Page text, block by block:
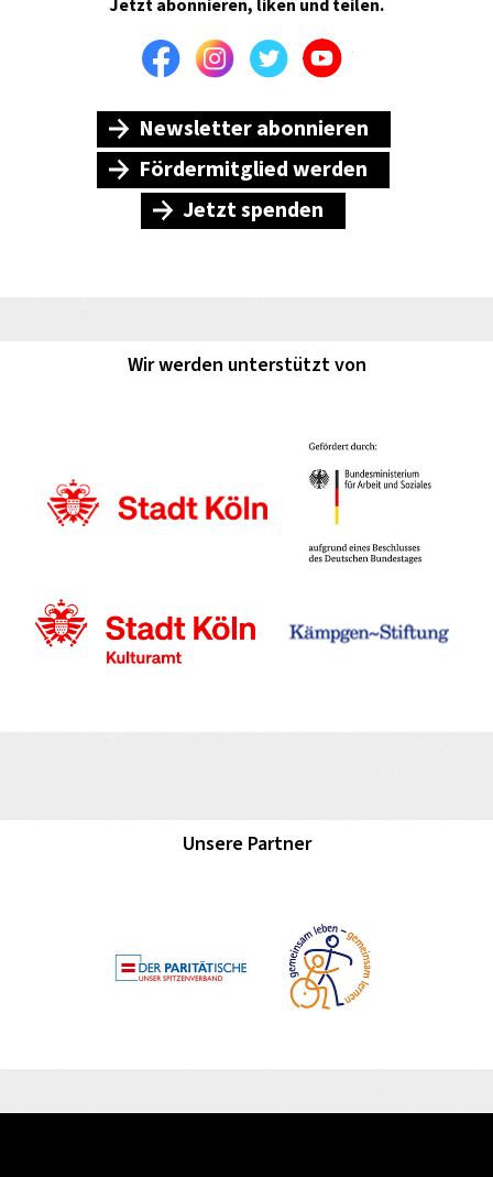
Jetzt abonnieren, liken und teilen.
FacebookInstagramTwitterYoutube
Newsletter abonnieren
Fördermitglied werden
Jetzt spenden
Wir werden unterstützt von
Unsere Partner